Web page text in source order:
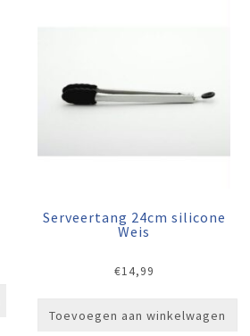
Serveertang 24cm silicone
Weis
€14,99
Toevoegen aan winkelwagen